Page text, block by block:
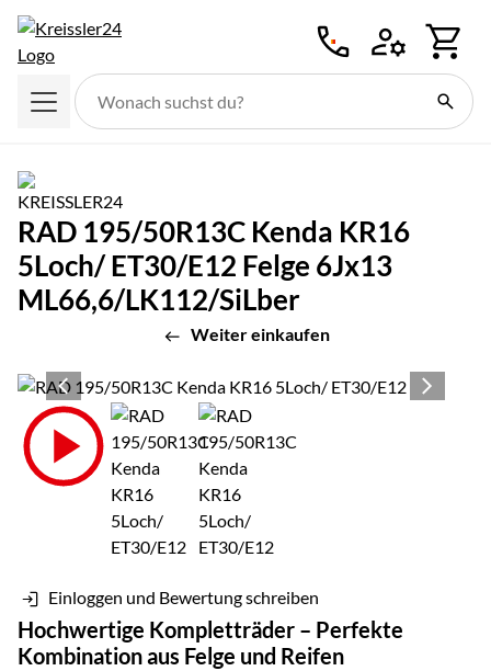
RAD 195/50R13C Kenda KR16
5Loch/ ET30/E12 Felge 6Jx13
ML66,6/LK112/SiLber
Weiter einkaufen
Produktgalerie
Zur Kaufbox springen
Einloggen und Bewertung schreiben
Hochwertige Kompletträder – Perfekte
Kombination aus Felge und Reifen